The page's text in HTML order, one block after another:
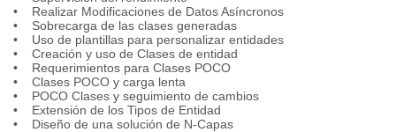
• Realizar Modificaciones de Datos Asíncronos
• Sobrecarga de las clases generadas
• Uso de plantillas para personalizar entidades
• Creación y uso de Clases de entidad
• Requerimientos para Clases POCO
• Clases POCO y carga lenta
• POCO Clases y seguimiento de cambios
• Extensión de los Tipos de Entidad
• Diseño de una solución de N-Capas